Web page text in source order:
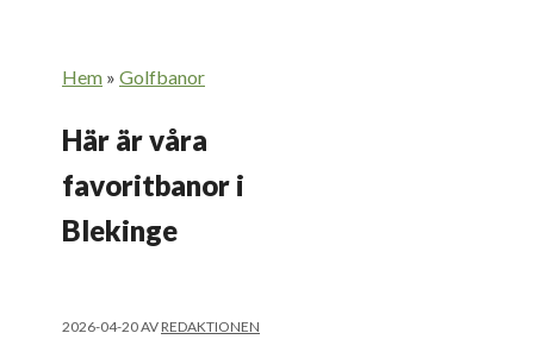
Hem » Golfbanor
Här är våra
favoritbanor i
Blekinge
2026-04-20AVREDAKTIONEN